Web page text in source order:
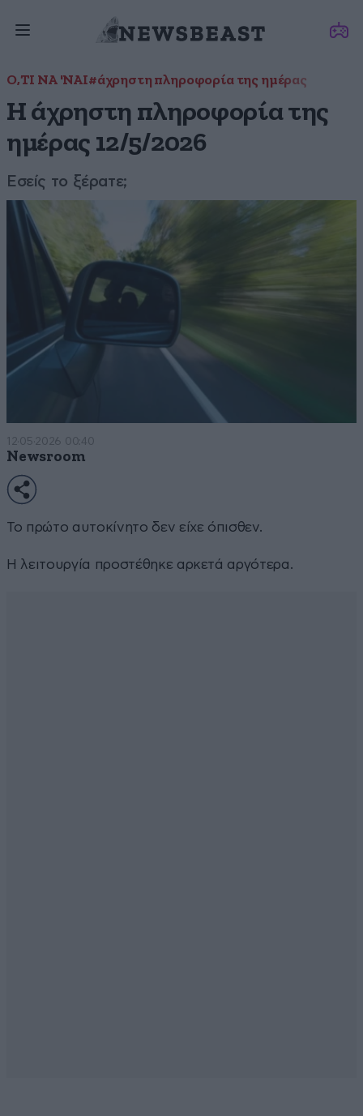
Ο,ΤΙ ΝΑ 'ΝΑΙ#άχρηστη πληροφορία της ημέρας
Η άχρηστη πληροφορία της
ημέρας 12/5/2026
Εσείς το ξέρατε;
12·05·2026 00:40
Newsroom
Το πρώτο αυτοκίνητο δεν είχε όπισθεν.
Η λειτουργία προστέθηκε αρκετά αργότερα.